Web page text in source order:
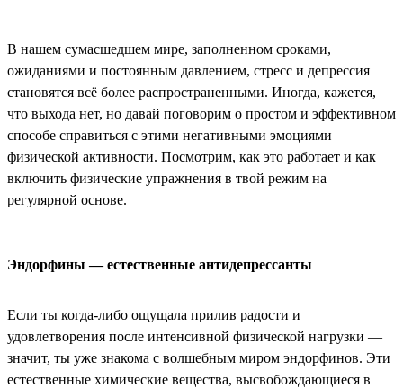
В нашем сумасшедшем мире, заполненном сроками,
ожиданиями и постоянным давлением, стресс и депрессия
становятся всё более распространенными. Иногда, кажется,
что выхода нет, но давай поговорим о простом и эффективном
способе справиться с этими негативными эмоциями —
физической активности. Посмотрим, как это работает и как
включить физические упражнения в твой режим на
регулярной основе.
Эндорфины — естественные антидепрессанты
Если ты когда-либо ощущала прилив радости и
удовлетворения после интенсивной физической нагрузки —
значит, ты уже знакома с волшебным миром эндорфинов. Эти
естественные химические вещества, высвобождающиеся в